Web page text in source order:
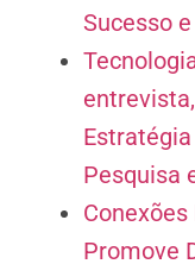
Sucesso
Pesquisa
Promove